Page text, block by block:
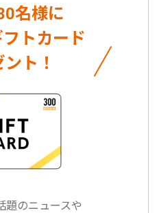
名様に
トカード
ト！
題のニュースや